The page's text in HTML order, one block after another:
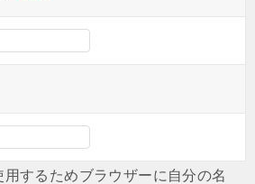
するためブラウザーに自分の名